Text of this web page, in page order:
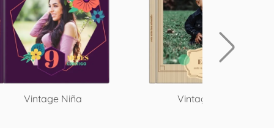
Vintage Niña Vintage niño